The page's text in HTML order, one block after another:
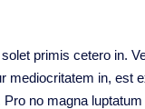
primis cetero in.
mediocritatem in, est
no magna